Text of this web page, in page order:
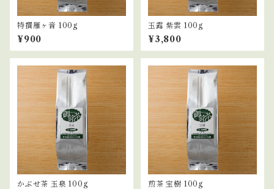
特撰雁ヶ音 100g
¥900
玉露 紫雲 100g
¥3,800
かぶせ茶 玉泉 100g 煎茶 宝樹 100g